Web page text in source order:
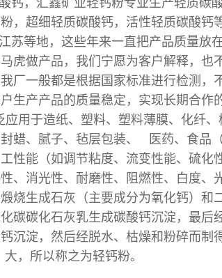
钙，汇鑫矿业轻钙粉专业生产轻质碳
，超细轻质碳酸钙，活性轻质碳酸
等地，这些年来一直把产品质量放
虎做产品，我们宁愿为客户解释，也
厂一般都是根据国家标准进行检测
生产产品的质量稳定，实现长期合作
用于造纸、塑料、塑料薄膜、化纤
蜡、腻子、毡层包装、 医药、食品
性能（如调节粘度、流变性能、硫
、消光性、耐磨性、阻燃性、白度、
烧生成石灰（主要成分为氧化钙）
碳碳化石灰乳生成碳酸钙沉淀，最后
沉淀，然后经脱水、枯燥和粉碎而
，所以称之为轻钙粉。